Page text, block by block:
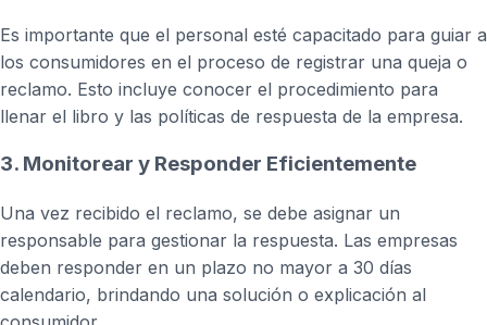
Es importante que el personal esté capacitado para guiar a
los consumidores en el proceso de registrar una queja o
reclamo. Esto incluye conocer el procedimiento para
llenar el libro y las políticas de respuesta de la empresa.
3. Monitorear y Responder Eficientemente
Una vez recibido el reclamo, se debe asignar un
responsable para gestionar la respuesta. Las empresas
deben responder en un plazo no mayor a 30 días
calendario, brindando una solución o explicación al